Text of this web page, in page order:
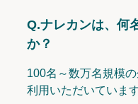
Q.ナレカンは、何
か？
100名～数万名規模
利用いただいています